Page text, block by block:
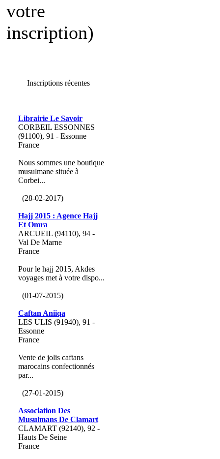
votre
inscription)
Inscriptions récentes
Librairie Le Savoir
CORBEIL ESSONNES
(91100), 91 - Essonne
France
Nous sommes une boutique
musulmane située à
Corbei...
(28-02-2017)
Hajj 2015 : Agence Hajj
Et Omra
ARCUEIL (94110), 94 -
Val De Marne
France
Pour le hajj 2015, Akdes
voyages met à votre dispo...
(01-07-2015)
Caftan Aniiqa
LES ULIS (91940), 91 -
Essonne
France
Vente de jolis caftans
marocains confectionnés
par...
(27-01-2015)
Association Des
Musulmans De Clamart
CLAMART (92140), 92 -
Hauts De Seine
France